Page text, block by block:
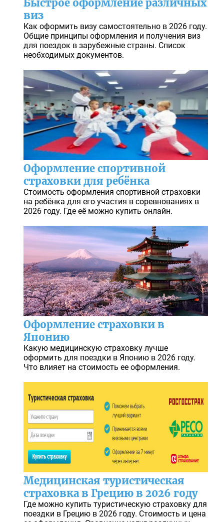
Быстрое оформление различных
виз
Как оформить визу самостоятельно в 2026 году.
Общие принципы оформления и получения виз
для поездок в зарубежные страны. Список
необходимых документов.
Оформление спортивной
страховки для ребёнка
Стоимость оформления спортивной страховки
на ребёнка для его участия в соревнованиях в
2026 году. Где её можно купить онлайн.
Оформление страховки в
Японию
Какую медицинскую страховку лучше
оформить для поездки в Японию в 2026 году.
Что влияет на стоимость ее оформления.
Медицинская туристическая
страховка в Грецию в 2026 году
Где можно купить туристическую страховку для
поездки в Грецию в 2026 году. Стоимость и цена